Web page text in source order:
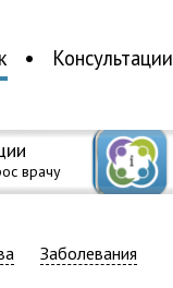
Консультации
врачу
Заболевания